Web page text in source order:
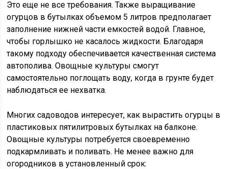
Это еще не все требования. Также выращивание
огурцов в бутылках объемом 5 литров предполагает
заполнение нижней части емкостей водой. Главное,
чтобы горлышко не касалось жидкости. Благодаря
такому подходу обеспечивается качественная система
автополива. Овощные культуры смогут
самостоятельно поглощать воду, когда в грунте будет
наблюдаться ее нехватка.
Многих садоводов интересует, как вырастить огурцы в
пластиковых пятилитровых бутылках на балконе.
Овощные культуры потребуется своевременно
подкармливать и поливать. Не менее важно для
огородников в установленный срок: